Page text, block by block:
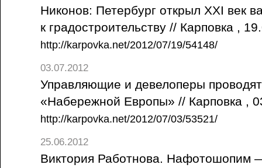
Никонов: Петербург открыл XXI век
к градостроительству // Карповка ,
http://karpovka.net/2012/07/19/54148/
03.07.2012
Управляющие и девелоперы
«Набережной Европы» // Карповка ,
http://karpovka.net/2012/07/03/53521/
25.06.2012
Виктория Работнова. Нафотошопим